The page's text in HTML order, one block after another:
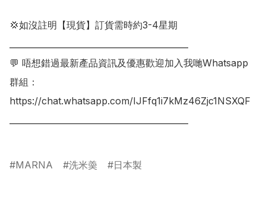
💢如沒註明【現貨】訂貨需時約3-4星期
💬 唔想錯過最新產品資訊及優惠歡迎加入我哋Whatsapp
群組：
https://chat.whatsapp.com/IJFfq1i7kMz46Zjc1NSXQF
MARNA 洗米羮 日本製